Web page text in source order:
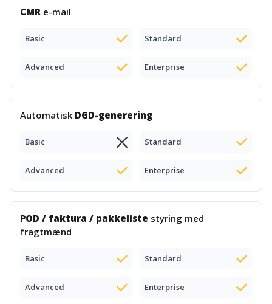
CMR e-mail
Basic Standard
Advanced Enterprise
Automatisk DGD-generering
Basic Standard
Advanced Enterprise
POD / faktura / pakkeliste styring med
fragtmænd
Basic Standard
Advanced Enterprise